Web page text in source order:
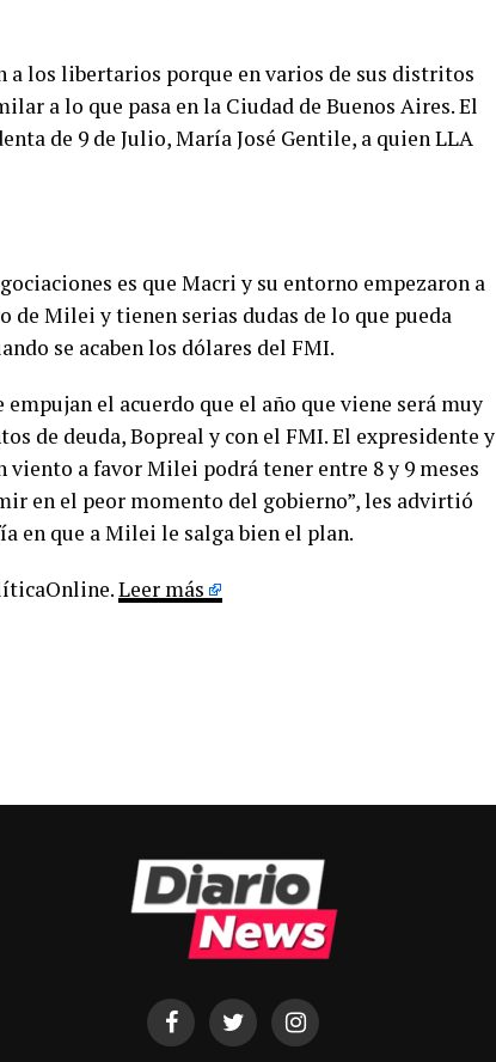
a los libertarios porque en varios de sus distritos
a lo que pasa en la Ciudad de Buenos Aires. El
de 9 de Julio, María José Gentile, a quien LLA
es que Macri y su entorno empezaron a
de Milei y tienen serias dudas de lo que pueda
se acaben los dólares del FMI.
el acuerdo que el año que viene será muy
de deuda, Bopreal y con el FMI. El expresidente y
viento a favor Milei podrá tener entre 8 y 9 meses
en el peor momento del gobierno”, les advirtió
en que a Milei le salga bien el plan.
Leer más